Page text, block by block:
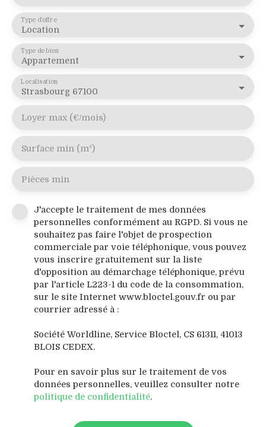
Location
Type d'offre
Appartement
Type de bien
Strasbourg 67100
Localisation
Loyer max (€/mois)
Surface min (m²)
Pièces min
J'accepte le traitement de mes données
personnelles conformément au RGPD. Si vous ne
souhaitez pas faire l'objet de prospection
commerciale par voie téléphonique, vous pouvez
vous inscrire gratuitement sur la liste
d'opposition au démarchage téléphonique, prévu
par l'article L223-1 du code de la consommation,
sur le site Internet www.bloctel.gouv.fr ou par
courrier adressé à :
Société Worldline, Service Bloctel, CS 61311, 41013
BLOIS CEDEX.
Pour en savoir plus sur le traitement de vos
données personnelles, veuillez consulter notre
politique de confidentialité.